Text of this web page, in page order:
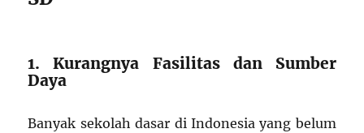
1. Kurangnya Fasilitas dan Sumber
Daya
Banyak sekolah dasar di Indonesia yang belum